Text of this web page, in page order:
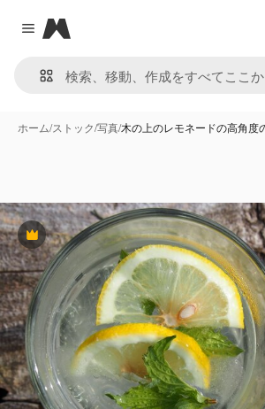
Close menu
Magnific
ホーム/ストック/写真/木の上のレモネードの高角度
Premium